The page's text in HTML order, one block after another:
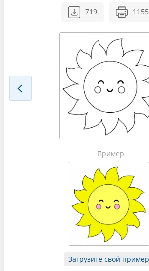
719 1155
Пример
Загрузите свой пример